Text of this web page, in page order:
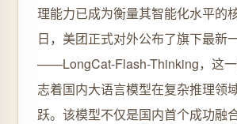
理能力已成为衡量其智能化水平的
日，美团正式对外公布了旗下最新
——LongCat-Flash-Thinking，这
志着国内大语言模型在复杂推理领
跃。该模型不仅是国内首个成功融